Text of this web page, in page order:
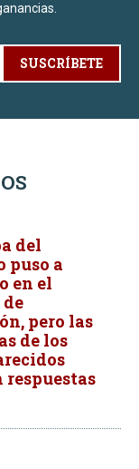
SUSCRÍBETE
del
puso a
en el
pero las
de los
respuestas